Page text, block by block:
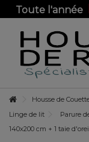
Toute l'année
Housse de
Linge de lit
Parure
140x200 cm + 1 taie